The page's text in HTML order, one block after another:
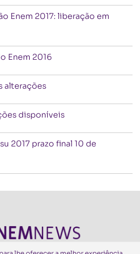
Enem 2017: liberação em
Enem 2016
alterações
disponíveis
2017 prazo final 10 de